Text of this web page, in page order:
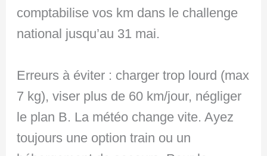
comptabilise vos km dans le challenge
national jusqu’au 31 mai.
Erreurs à éviter : charger trop lourd (max
7 kg), viser plus de 60 km/jour, négliger
le plan B. La météo change vite. Ayez
toujours une option train ou un